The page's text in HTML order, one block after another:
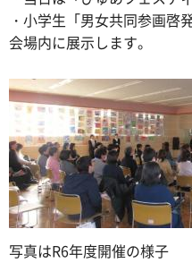
・小学生「男女共同参画啓
会場内に展示します。
写真はR6年度開催の様子